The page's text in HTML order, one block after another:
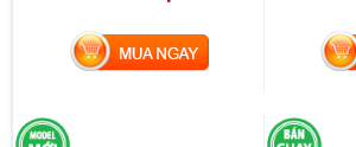
MUA NGAY